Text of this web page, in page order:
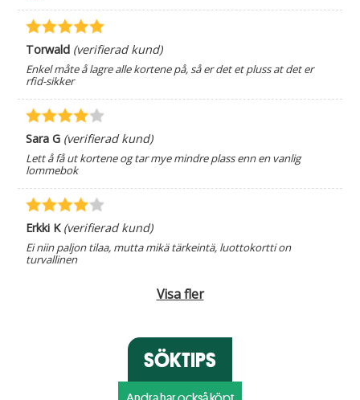
Torwald (verifierad kund)
Enkel måte å lagre alle kortene på, så er det et pluss at det er
rfid-sikker
Sara G (verifierad kund)
Lett å få ut kortene og tar mye mindre plass enn en vanlig
lommebok
Erkki K(verifierad kund)
Ei niin paljon tilaa, mutta mikä tärkeintä, luottokortti on
turvallinen
Visa fler
SÖKTIPS